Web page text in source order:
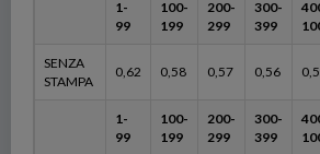
1-
99
100-
199
200-
299
300-
399
SENZA
STAMPA
0,62 0,58 0,57 0,56
1-
99
100-
199
200-
299
300-
399